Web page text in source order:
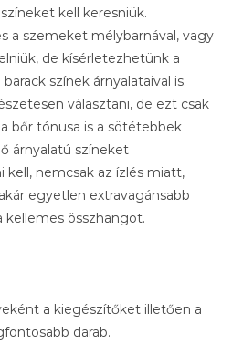
kell keresniük.
a szemeket mélybarnával, vagy
de kísérletezhetünk a
színek árnyalataival is.
választani, de ezt csak
bőr tónusa is a sötétebbek
árnyalatú színeket
kell, nemcsak az ízlés miatt,
egyetlen extravagánsabb
kellemes összhangot.
a kiegészítőket illetően a
darab.